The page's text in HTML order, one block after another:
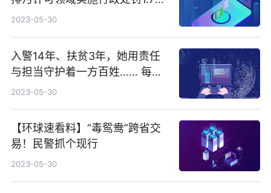
件
2023-05-30
入警14年、扶贫3年，她用责任
与担当守护着一方百姓…… 每日
速看
2023-05-30
【环球速看料】“毒鸳鸯”跨省交
易！民警抓个现行
2023-05-30